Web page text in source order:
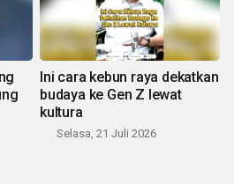
Ini cara kebun raya dekatkan
budaya ke Gen Z lewat
kultura
Selasa, 21 Juli 2026